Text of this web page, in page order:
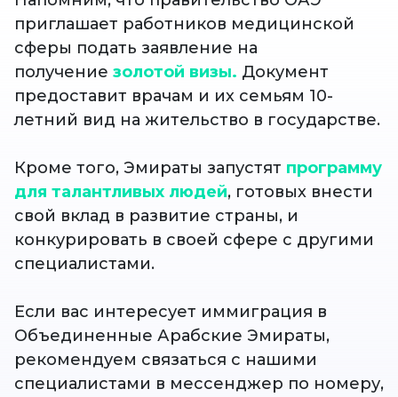
приглашает работников медицинской
сферы подать заявление на
получение золотой визы. Документ
предоставит врачам и их семьям 10-
летний вид на жительство в государстве.
Кроме того, Эмираты запустят программу
для талантливых людей, готовых внести
свой вклад в развитие страны, и
конкурировать в своей сфере с другими
специалистами.
Если вас интересует иммиграция в
Объединенные Арабские Эмираты,
рекомендуем связаться с нашими
специалистами в мессенджер по номеру,